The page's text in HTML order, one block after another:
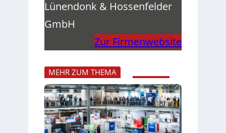
Lünendonk & Hossenfelder
GmbH
Zur Firmenwebsite
MEHR ZUM THEMA